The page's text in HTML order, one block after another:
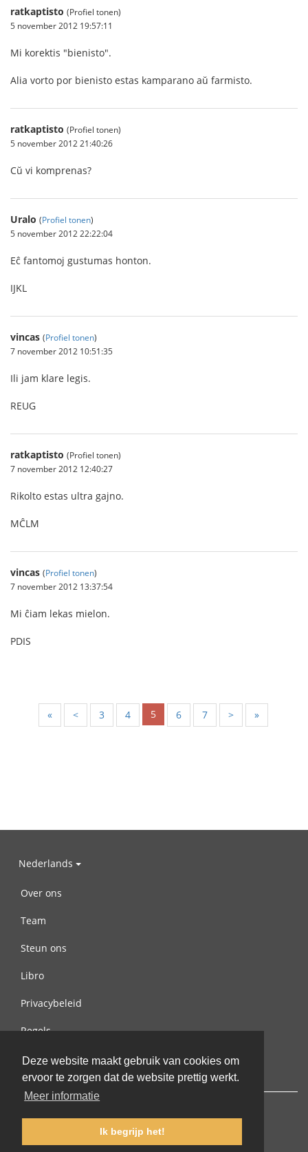
Deze website maakt gebruik van cookies om
ervoor te zorgen dat de website prettig werkt.
Meer informatie
Ik begrijp het!
ratkaptisto (Profiel tonen)
5 november 2012 19:57:11
Mi korektis "bienisto".
Alia vorto por bienisto estas kamparano aŭ farmisto.
ratkaptisto (Profiel tonen)
5 november 2012 21:40:26
Cŭ vi komprenas?
Uralo (Profiel tonen)
5 november 2012 22:22:04
Eĉ fantomoj gustumas honton.
IJKL
vincas (Profiel tonen)
7 november 2012 10:51:35
Ili jam klare legis.
REUG
ratkaptisto (Profiel tonen)
7 november 2012 12:40:27
Rikolto estas ultra gajno.
MĈLM
vincas (Profiel tonen)
7 november 2012 13:37:54
Mi ĉiam lekas mielon.
PDIS
« < 3 4 5 6 7 > »
Nederlands
Over ons
Team
Steun ons
Libro
Privacybeleid
Regels
Contact met ons opnemen
© 2002-2026 lernu.net |Impressum